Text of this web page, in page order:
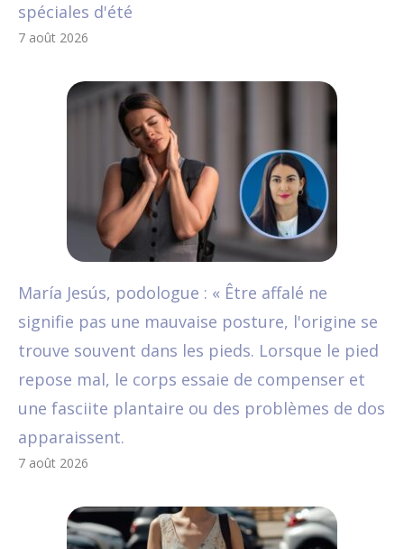
spéciales d'été
7 août 2026
María Jesús, podologue : « Être affalé ne
signifie pas une mauvaise posture, l'origine se
trouve souvent dans les pieds. Lorsque le pied
repose mal, le corps essaie de compenser et
une fasciite plantaire ou des problèmes de dos
apparaissent.
7 août 2026